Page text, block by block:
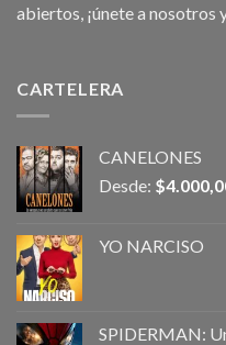
abiertos, ¡únete a nosotros
CARTELERA
CANELONES
Desde: $
YO NARCISO
SPIDERMAN: